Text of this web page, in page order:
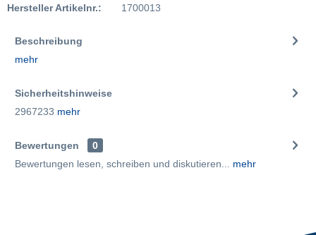
Hersteller Artikelnr.:
1700013
Beschreibung
mehr
Sicherheitshinweise
2967233 mehr
Bewertungen
0
Bewertungen lesen, schreiben und diskutieren...
mehr